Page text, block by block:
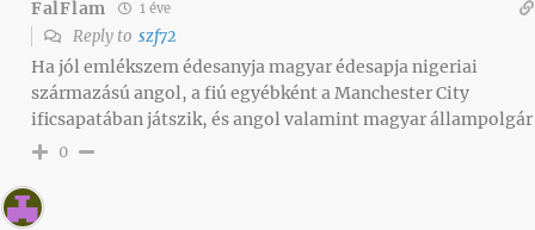
FalFlam 1 éve
Reply to szf72
Ha jól emlékszem édesanyja magyar édesapja nigeriai
származású angol, a fiú egyébként a Manchester City
ificsapatában játszik, és angol valamint magyar állampolgár
0